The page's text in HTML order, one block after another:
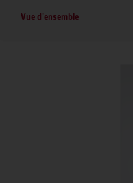
Vue d'ensemble